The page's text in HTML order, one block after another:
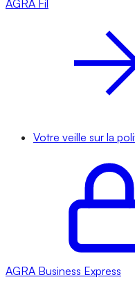
AGRA Fil
Votre veille sur la
AGRA Business Express